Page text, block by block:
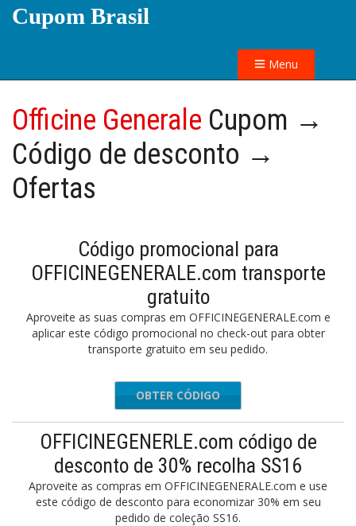
Cupom Brasil
Menu
Officine Generale Cupom →
Código de desconto →
Ofertas
Código promocional para
OFFICINEGENERALE.com transporte
gratuito
Aproveite as suas compras em OFFICINEGENERALE.com e
aplicar este código promocional no check-out para obter
transporte gratuito em seu pedido.
SONTIME
OBTER CÓDIGO
OFFICINEGENERLE.com código de
desconto de 30% recolha SS16
Aproveite as compras em OFFICINEGENERALE.com e use
este código de desconto para economizar 30% em seu
pedido de coleção SS16.